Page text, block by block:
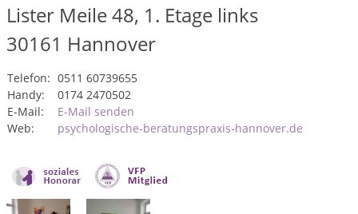
Lister Meile 48, 1. Etage links
30161 Hannover
Telefon: 0511 60739655
Handy:
0174 2470502
E-Mail:
E-Mail senden
Web:
psychologische-beratungspraxis-hannover.de